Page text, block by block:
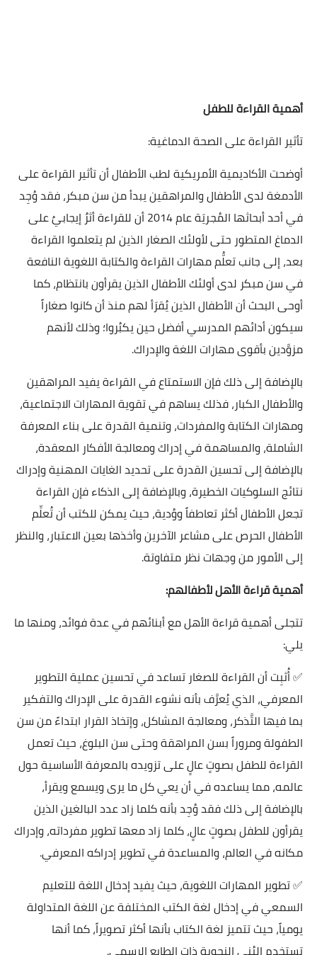
أهمية القراءة للطفل
تأثير القراءة على الصحة الدماغية:
أوضحت الأكاديمية الأمريكية لطب الأطفال أن تأثير القراءة على
الأدمغة لدى الأطفال والمراهقين يبدأ من سن مبكر، فقد وُجِد
في أحد أبحاثها المُجريَة عام 2014 أن للقراءة أثرٌ إيجابيٌ على
الدماغ المتطور حتى لأولئك الصغار الذين لم يتعلموا القراءة
بعد، إلى جانب تعلُّم مهارات القراءة والكتابة اللغوية النافعة
في سن مبكر لدى أولئك الأطفال الذين يقرأون بانتظام، كما
أوحى البحث أن الأطفال الذين يُقرَأ لهم منذ أن كانوا صغاراً
سيكون أدائهم المدرسي أفضل حين يكبُروا؛ وذلك لأنهم
مزوَّدين بأقوى مهارات اللغة والإدراك.
بالإضافة إلى ذلك فإن الاستمتاع في القراءة يفيد المراهقين
والأطفال الكبار، فذلك يساهم في تقوية المهارات الاجتماعية،
ومهارات الكتابة والمفردات، وتنمية القدرة على بناء المعرفة
الشاملة، والمساهمة في إدراك ومعالجة الأفكار المعقدة،
بالإضافة إلى تحسين القدرة على تحديد الغايات المهنية وإدراك
نتائج السلوكيات الخطيرة، وبالإضافة إلى الذكاء فإن القراءة
تجعل الأطفال أكثر تعاطفاً ووُدية، حيث يمكن للكتب أن تُعلِّم
الأطفال الحرص على مشاعر الآخرين وأخذها بعين الاعتبار، والنظر
إلى الأمور من وجهات نظر متفاوتة.
أهمية قراءة الأهل لأطفالهم:
تتجلى أهمية قراءة الأهل مع أبنائهم في عدة فوائد، ومنها ما
يلي:
✅ أُثبِت أن القراءة للصغار تساعد في تحسين عملية التطوير
المعرفي، الذي يُعرَّف بأنه نشوء القدرة على الإدراك والتفكير
بما فيها التَّذكر، ومعالجة المشاكل، وإتخاذ القرار ابتداءً من سن
الطفولة ومروراً بسن المراهقة وحتى سن البلوغ، حيث تعمل
القراءة للطفل بصوتٍ عالٍ على تزويده بالمعرفة الأساسية حول
عالمه، مما يساعده في أن يعي كل ما يرى ويسمع ويقرأ،
بالإضافة إلى ذلك فقد وُجِد بأنه كلما زاد عدد البالغين الذين
يقرأون للطفل بصوتٍ عالٍ، كلما زاد معها تطوير مفرداته، وإدراك
مكانه في العالم، والمساعدة في تطوير إدراكه المعرفي.
✅ تطوير المهارات اللغوية، حيث يفيد إدخال اللغة للتعليم
السمعي في إدخال لغة الكتب المختلفة عن اللغة المتداولة
يومياً، حيث تتميز لغة الكتاب بأنها أكثر تصويراً، كما أنها
تستخدم البُنى النحوية ذات الطابع الرسمي.